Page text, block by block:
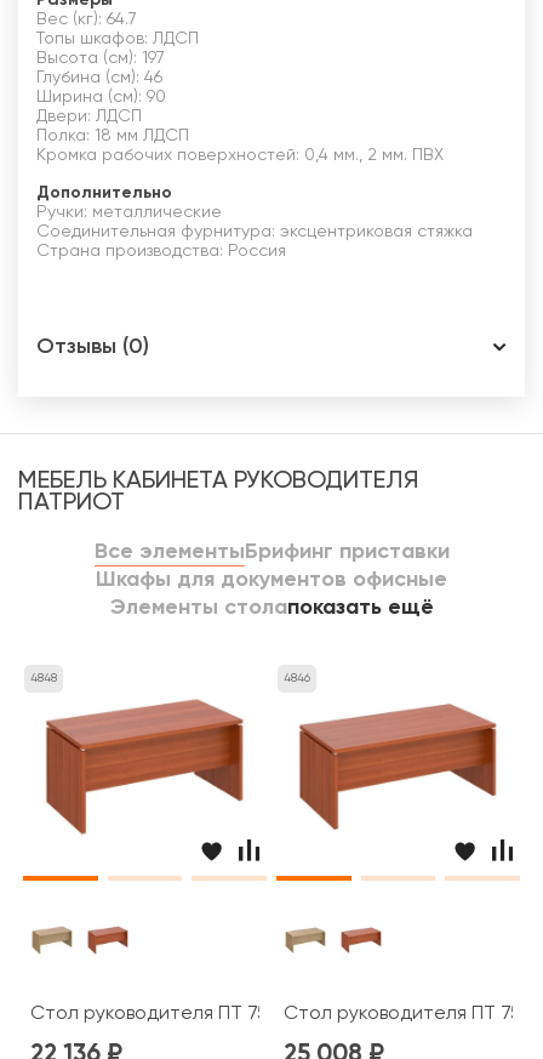
Вес (кг): 64.7
Топы шкафов: ЛДСП
Высота (см): 197
Глубина (см): 46
Ширина (см): 90
Двери: ЛДСП
Полка: 18 мм ЛДСП
Кромка рабочих поверхностей: 0,4 мм., 2 мм. ПВХ
Дополнительно
Ручки: металлические
Соединительная фурнитура: эксцентриковая стяжка
Страна производства: Россия
Отзывы (0)
МЕБЕЛЬ КАБИНЕТА РУКОВОДИТЕЛЯ
ПАТРИОТ
Все элементы Брифинг приставки
Шкафы для документов офисные
Элементы столапоказать ещё
4848
Стол руководителя ПТ 757 Patriot
4846
Стол руководителя ПТ 758